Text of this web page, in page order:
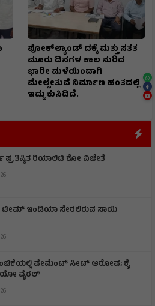
ಪೋಕ್‌ಲ್ಯಾಂಡ್ ದಕ್ಕೆ ಮತ್ತು ಸತತ
ಮೂರು ದಿನಗಳ ಕಾಲ ಸುರಿದ
ಭಾರೀ ಮಳೆಯಿಂದಾಗಿ
ಮೇಲ್ಸೇತುವೆ ನಿರ್ಮಾಣ ಹಂತದಲ್ಲಿ
ಇದ್ದು ಕುಸಿದಿದೆ.
ಪ್ರತಿಷ್ಠಿತ ರಿಯಾಲಿಟಿ ಶೋ ವಿಜೇತೆ
ಟೀಮ್ ಇಂಡಿಯಾ ಸೇರಲಿರುವ ಸಾಯಿ
ಪೇಮೆಂಟ್ ಸೀಟ್ ಆರೋಪ; ಕೈ
ವೈರಲ್